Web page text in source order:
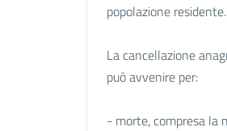
popolazione residente.
La cancellazione
può avvenire per:
- morte, compresa la